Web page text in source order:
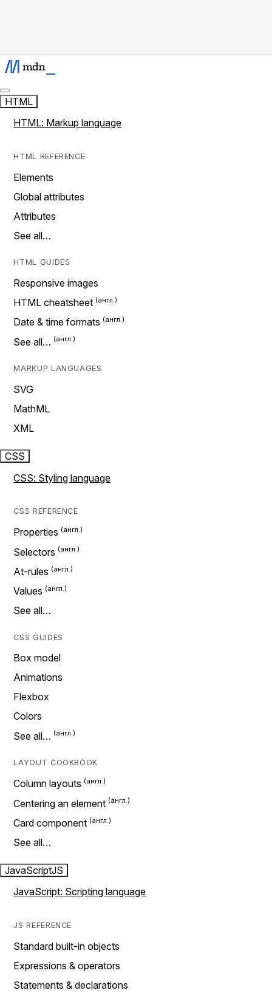
HTML
HTML: Markup language
HTML REFERENCE
Elements
Global attributes
Attributes
See all…
HTML GUIDES
Responsive images
HTML cheatsheet
Date & time formats
See all…
MARKUP LANGUAGES
SVG
MathML
XML
CSS
CSS: Styling language
CSS REFERENCE
Properties
Selectors
At-rules
Values
See all…
CSS GUIDES
Box model
Animations
Flexbox
Colors
See all…
LAYOUT COOKBOOK
Column layouts
Centering an element
Card component
See all…
JavaScriptJS
JavaScript: Scripting language
JS REFERENCE
Standard built-in objects
Expressions & operators
Statements & declarations